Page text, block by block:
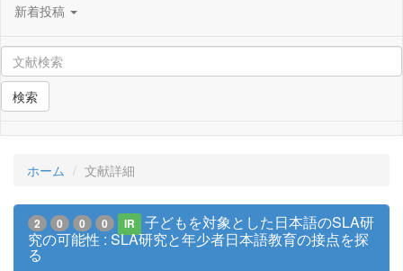
新着投稿
検索
ホーム 文献詳細
2 0 0 0 IR
子どもを対象とした日本語のSLA研
究の可能性 : SLA研究と年少者日本語教育の接点を探
る